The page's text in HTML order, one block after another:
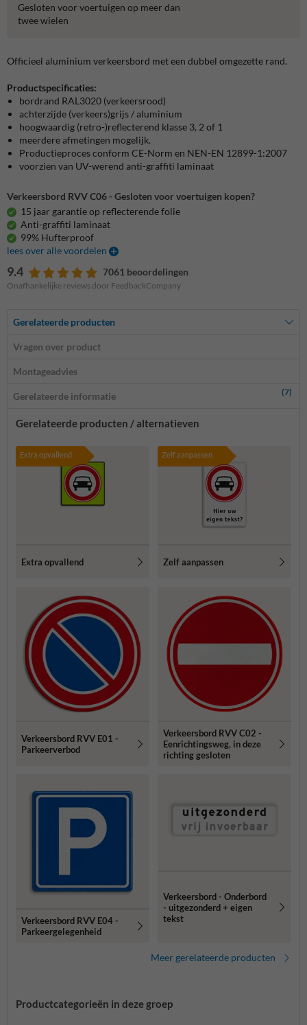
Gesloten voor voertuigen op meer dan
twee wielen
Officieel aluminium verkeersbord met een dubbel omgezette rand.
Productspecificaties:
bordrand RAL3020 (verkeersrood)
achterzijde (verkeers)grijs / aluminium
hoogwaardig (retro-)reflecterend klasse 3, 2 of 1
meerdere afmetingen mogelijk.
Productieproces conform CE-Norm en NEN-EN 12899-1:2007
voorzien van UV-werend anti-graffiti laminaat
Verkeersbord RVV C06 - Gesloten voor voertuigen kopen?
15 jaar garantie op reflecterende folie
Anti-graffiti laminaat
99% Hufterproof
lees over alle voordelen
9.4 7061 beoordelingen
Onafhankelijke reviews door FeedbackCompany
Gerelateerde producten
Vragen over product
Montageadvies
Gerelateerde informatie (7)
Gerelateerde producten / alternatieven
Extra opvallend
Extra opvallend
Zelf aanpassen
Zelf aanpassen
Verkeersbord RVV E01 -
Parkeerverbod
Verkeersbord RVV C02 -
Eenrichtingsweg, in deze
richting gesloten
Verkeersbord RVV E04 -
Parkeergelegenheid
Verkeersbord - Onderbord
- uitgezonderd + eigen
tekst
Meer gerelateerde producten
Productcategorieën in deze groep